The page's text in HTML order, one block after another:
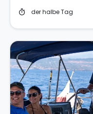
timer der halbe Tag